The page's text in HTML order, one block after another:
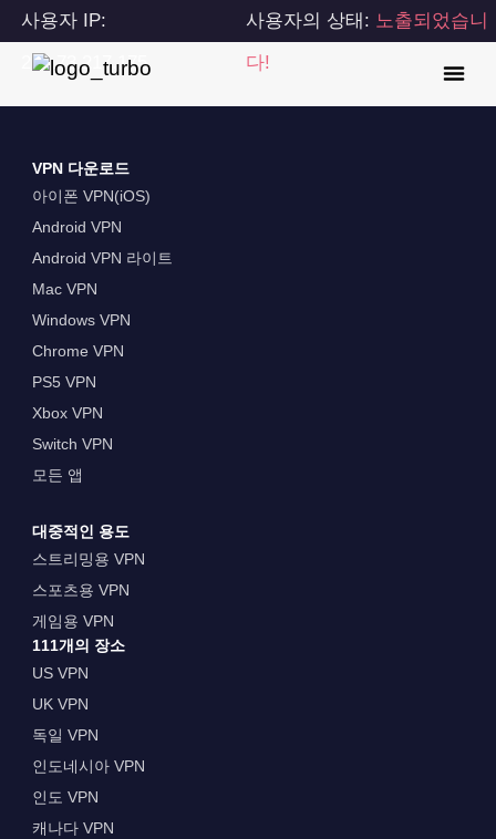
사용자 IP:
216.73.217.175
사용자의 상태: 노출되었습니
다!
VPN 다운로드
아이폰 VPN(iOS)
Android VPN
Android VPN 라이트
Mac VPN
Windows VPN
Chrome VPN
PS5 VPN
Xbox VPN
Switch VPN
모든 앱
대중적인 용도
스트리밍용 VPN
스포츠용 VPN
게임용 VPN
111개의 장소
US VPN
UK VPN
독일 VPN
인도네시아 VPN
인도 VPN
캐나다 VPN